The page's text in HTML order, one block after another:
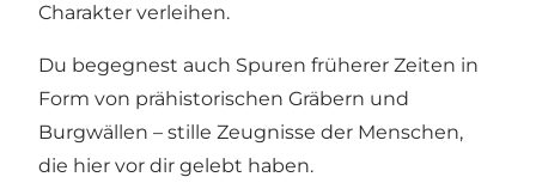
Charakter verleihen.
Du begegnest auch Spuren früherer Zeiten in
Form von prähistorischen Gräbern und
Burgwällen – stille Zeugnisse der Menschen,
die hier vor dir gelebt haben.